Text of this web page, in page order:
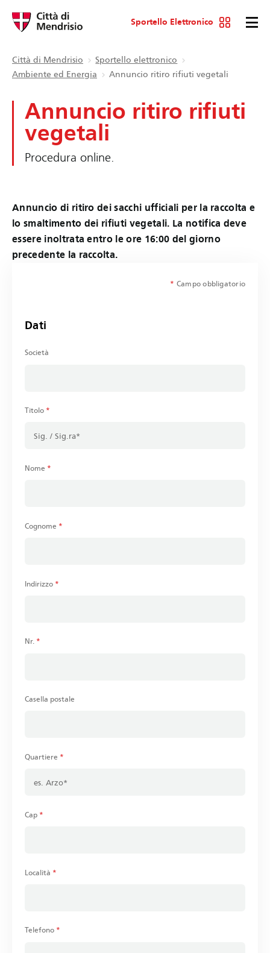
Sportello Elettronico
Città di Mendrisio
Sportello elettronico
Ambiente ed Energia
Annuncio ritiro rifiuti vegetali
Annuncio ritiro rifiuti
vegetali
Procedura online.
Annuncio di ritiro dei sacchi ufficiali per la raccolta e
lo smaltimento dei rifiuti vegetali. La notifica deve
essere inoltrata entro le ore 16:00 del giorno
precedente la raccolta.
* Campo obbligatorio
Dati
Società
Titolo *
Nome *
Cognome *
Indirizzo *
Nr. *
Casella postale
Quartiere *
Cap *
Località *
Telefono *